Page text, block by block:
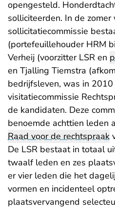
opengesteld.
solliciteerden. In de zomer
sollicitatiecommissie
(portefeuillehouder HRM
Verheij (voorzitter LSR en
en Tjalling Tiemstra
bedrijfsleven, was in
visitatiecommissie
de kandidaten. Deze
benoemde achttien leden
Raad voor de rechtspraak
De LSR bestaat in totaal
twaalf leden en zes
er vier leden die het
vormen en incidenteel
plaatsvervangend